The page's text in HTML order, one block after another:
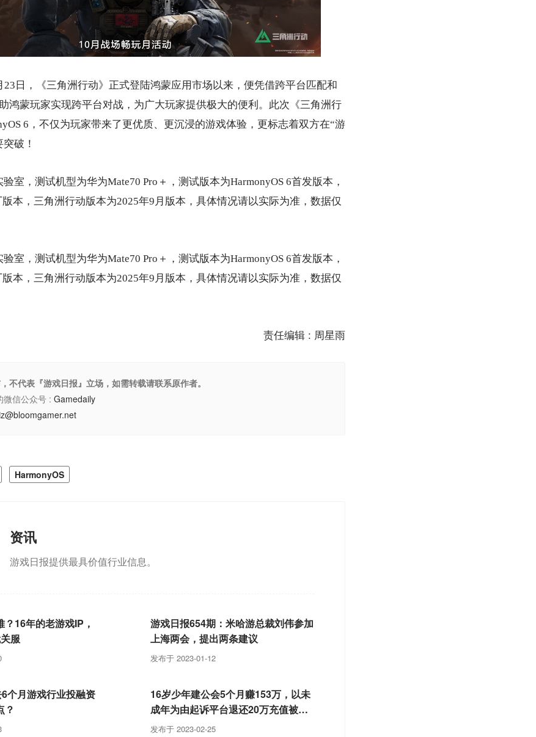
日，《三角洲行动》正式登陆鸿蒙应用市场以来，便凭借跨平台匹配和
鸿蒙玩家实现跨平台对战，为广大玩家提供极大的便利。此次《三角洲行
6，不仅为玩家带来了更优质、更沉浸的游戏体验，更标志着双方在“游
破！
室，测试机型为华为Mate70 Pro＋，测试版本为HarmonyOS 6首发版本，
版本，三角洲行动版本为2025年9月版本，具体情况请以实际为准，数据仅
室，测试机型为华为Mate70 Pro＋，测试版本为HarmonyOS 6首发版本，
版本，三角洲行动版本为2025年9月版本，具体情况请以实际为准，数据仅
责任编辑 : 周星雨
不代表『游戏日报』立场，如需转载请联系原作者。
微信公众号 : Gamedaily
HarmonyOS
资讯
游戏日报提供最具价值行业信息。
16年的老游戏IP，
服
游戏日报654期：米哈游总裁刘伟参加
上海两会，提出两条建议
发布于 2023-01-12
个月游戏行业投融资
？
16岁少年建公会5个月赚153万，以未
成年为由起诉平台退还20万充值被驳
回
发布于 2023-02-25